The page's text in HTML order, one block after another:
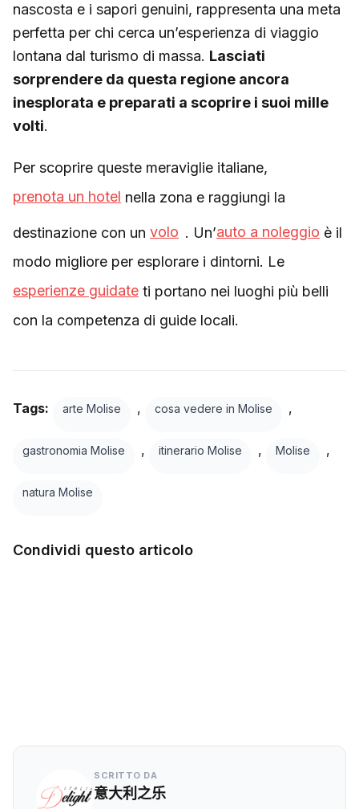
nascosta e i sapori genuini, rappresenta una meta
perfetta per chi cerca un’esperienza di viaggio
lontana dal turismo di massa. Lasciati
sorprendere da questa regione ancora
inesplorata e preparati a scoprire i suoi mille
volti.
Per scoprire queste meraviglie italiane,
prenota un hotel nella zona e raggiungi la
destinazione con un volo . Un’auto a noleggio è il
modo migliore per esplorare i dintorni. Le
esperienze guidate ti portano nei luoghi più belli
con la competenza di guide locali.
Tags: arte Molise , cosa vedere in Molise ,
gastronomia Molise , itinerario Molise , Molise ,
natura Molise
Condividi questo articolo
SCRITTO DA
意大利之乐